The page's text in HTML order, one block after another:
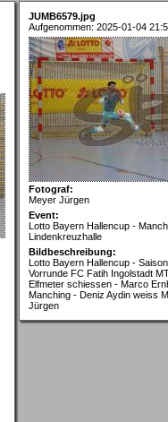
JUMB6579.jpg
Aufgenommen: 2025-01-04
Fotograf:
Meyer Jürgen
Event:
Lotto Bayern Hallencup -
Lindenkreuzhalle
Bildbeschreibung:
Lotto Bayern Hallencup -
Vorrunde FC Fatih Ingolstadt
Elfmeter schiessen - Marco
Manching - Deniz Aydin weiss
Jürgen